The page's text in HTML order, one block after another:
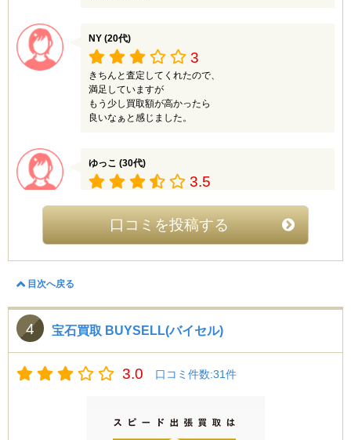
NY (20代)
3
きちんと査定してくれたので、
満足していますが
もう少し買取額が高かったら
良いなぁと感じました。
ゆっこ (30代)
3.5
T (50代)
ンドジュエリーではありましたが、思ったように値段が
付かずに少し残念です。使い勝手の良さやスムーズさは
良いと思います。
榎本 (50代)
妻が使っていたジュエリーの売却を頼まれ、今回ネット
口コミを投稿する
目次へ戻る
4 宝石買取 BUYSELL(バイセル)
3.0 口コミ件数:31件